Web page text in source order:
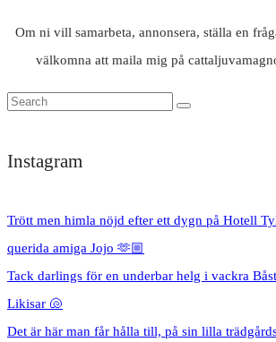
Om ni vill samarbeta, annonsera, ställa en
välkomna att maila mig på
Instagram
Trött men himla nöjd efter ett dygn på Hotell
querida amiga Jojo 🫶🏼
Tack darlings för en underbar helg i vackra
Likisar 🐚
Det är här man får hålla till, på sin lilla